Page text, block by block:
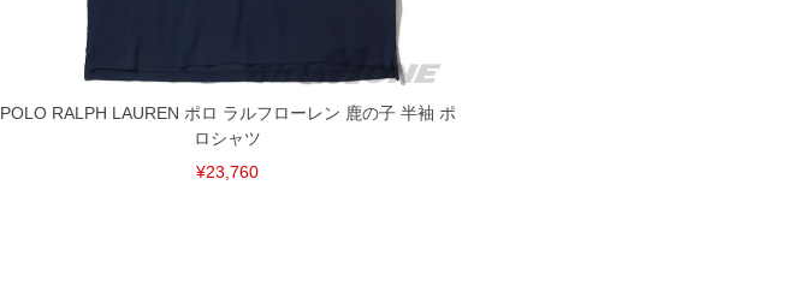
POLO RALPH LAUREN ポロ ラルフローレン 鹿の子 半袖 ポ
ロシャツ
¥23,760